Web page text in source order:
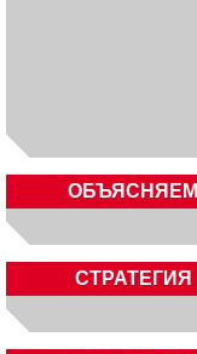
ОБЪЯСНЯЕМ
СТРАТЕГИЯ